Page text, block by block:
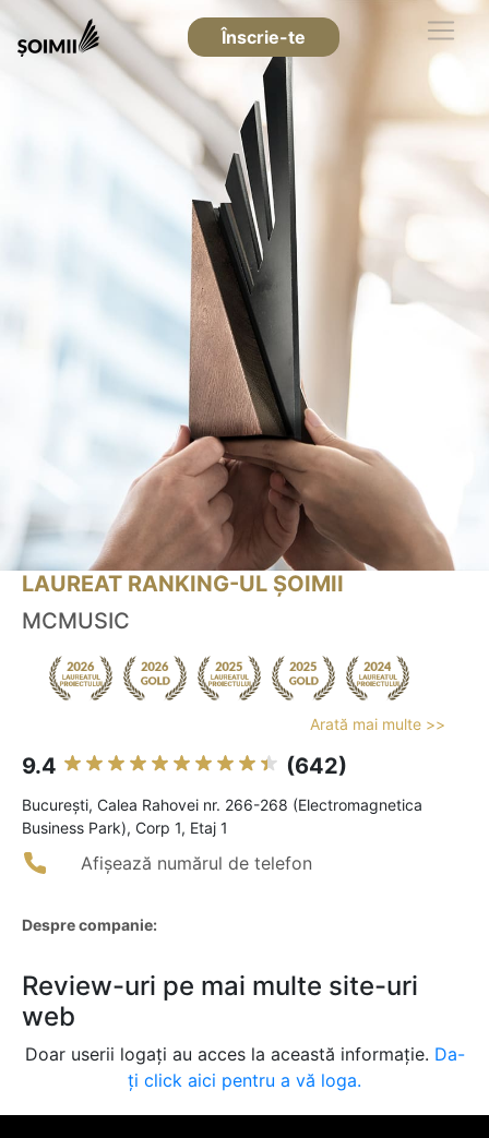
Înscrie-te
LAUREAT RANKING-UL ȘOIMII
MCMUSIC
Arată mai multe >>
9.4 (642)
Bucureşti, Calea Rahovei nr. 266-268 (Electromagnetica
Business Park), Corp 1, Etaj 1
Afișează numărul de telefon
Despre companie:
Review-uri pe mai multe site-uri
web
Doar userii logați au acces la această informație. Da-
ți click aici pentru a vă loga.